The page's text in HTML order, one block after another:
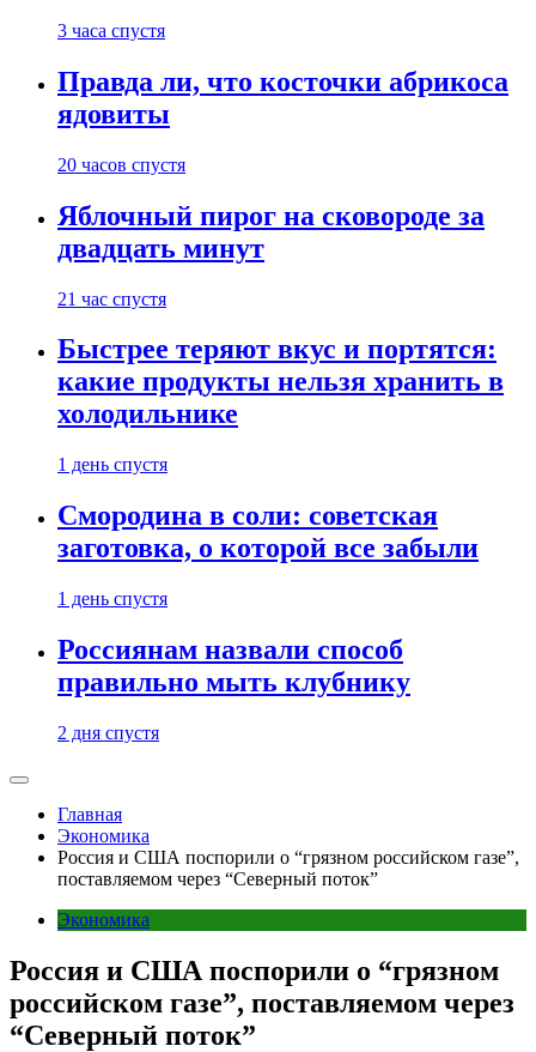
3 часа спустя
Правда ли, что косточки абрикоса
ядовиты
20 часов спустя
Яблочный пирог на сковороде за
двадцать минут
21 час спустя
Быстрее теряют вкус и портятся:
какие продукты нельзя хранить в
холодильнике
1 день спустя
Смородина в соли: советская
заготовка, о которой все забыли
1 день спустя
Россиянам назвали способ
правильно мыть клубнику
2 дня спустя
Главная
Экономика
Россия и США поспорили о “грязном российском газе”,
поставляемом через “Северный поток”
Экономика
Россия и США поспорили о “грязном
российском газе”, поставляемом через
“Северный поток”